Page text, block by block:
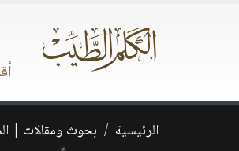
الرئيسية بحوث ومقالات |